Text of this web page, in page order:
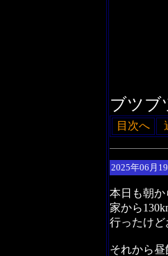
ブツブ
目次へ
2025年06月
本日も朝か
家から
行ったけど
それから昼